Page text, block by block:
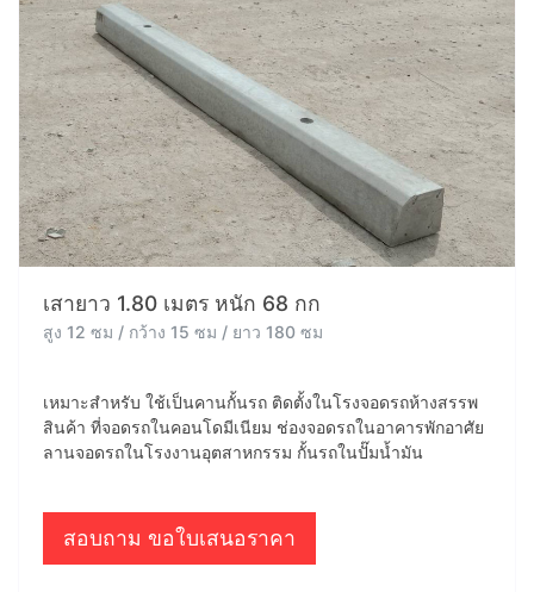
เสายาว 1.80 เมตร หนัก 68 กก
สูง 12 ซม / กว้าง 15 ซม / ยาว 180 ซม
เหมาะสำหรับ ใช้เป็นคานกั้นรถ ติดตั้งในโรงจอดรถห้างสรรพ
สินค้า ที่จอดรถในคอนโดมีเนียม ช่องจอดรถในอาคารพักอาศัย
ลานจอดรถในโรงงานอุตสาหกรรม กั้นรถในปั๊มน้ำมัน
สอบถาม ขอใบเสนอราคา